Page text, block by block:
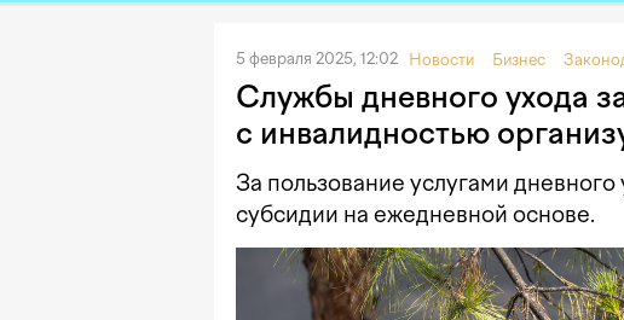
5 февраля 2025, 12:02 Новости Бизнес
Службы дневного ухода
с инвалидностью
За пользование услугами дневного
субсидии на ежедневной основе.